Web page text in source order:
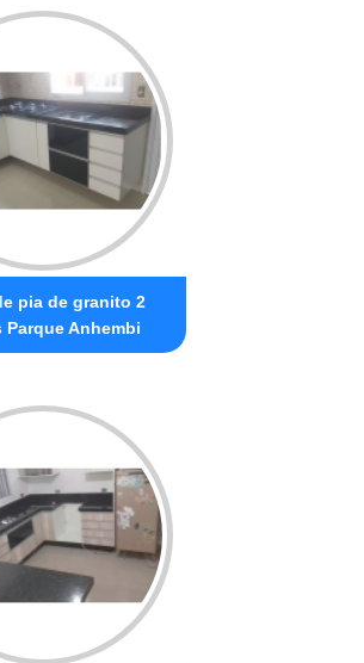
pia de granito 2
Parque Anhembi